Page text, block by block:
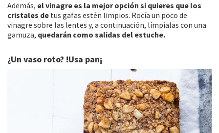
Además, el vinagre es la mejor opción si quieres que los
cristales de tus gafas estén limpios. Rocía un poco de
vinagre sobre las lentes y, a continuación, límpialas con una
gamuza, quedarán como salidas del estuche.
¿Un vaso roto? !Usa pan¡